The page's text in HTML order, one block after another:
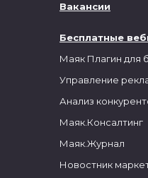
Бесплатные
Маяк Плагин для
Управление
Анализ
Маяк.Консалтинг
Маяк.Журнал
Новостник
Вакансии